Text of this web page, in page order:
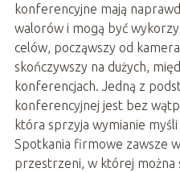
konferencyjne mają
walorów i mogą być
celów, począwszy od
skończywszy na dużych,
konferencjach. Jedną z
konferencyjnej jest bez
która sprzyja wymianie
Spotkania firmowe zawsze
przestrzeni, w której można